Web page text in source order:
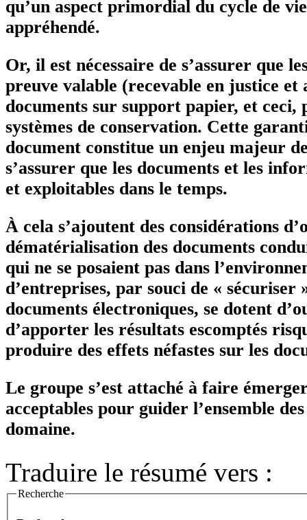
qu’un aspect primordial du cycle de
appréhendé.
Or, il est nécessaire de s’assurer que
preuve valable (recevable en justice
documents sur support papier, et ceci,
systèmes de conservation. Cette
document constitue un enjeu majeur
s’assurer que les documents et les
et exploitables dans le temps.
À cela s’ajoutent des considérations
dématérialisation des documents
qui ne se posaient pas dans
d’entreprises, par souci de «
documents électroniques, se dotent
d’apporter les résultats escomptés
produire des effets néfastes sur les
Le groupe s’est attaché à faire
acceptables pour guider l’ensemble
domaine.
Traduire le résumé vers :
Recherche